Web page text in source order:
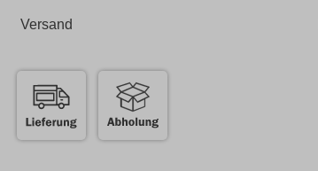
Versand